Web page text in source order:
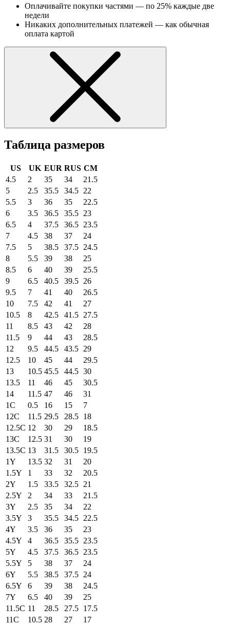
Оплачивайте покупки частями — по 25% каждые две
недели
Никаких дополнительных платежей — как обычная
оплата картой
Таблица размеров
US UK EUR RUS CM
4.5
2 35 34
21.5
5
2.5 35.5 34.5 22
5.5
3 36 35
22.5
6
3.5 36.5 35.5 23
6.5
4 37.5 36.5 23.5
7
4.5 38 37
24
7.5
5 38.5 37.5 24.5
8
5.5 39 38
25
8.5
6 40 39
25.5
9
6.5 40.5 39.5 26
9.5
7 41 40
26.5
10
7.5 42 41
27
10.5
8 42.5 41.5 27.5
11
8.5 43 42
28
11.5
9 44 43
28.5
12
9.5 44.5 43.5 29
12.5
10 45 44
29.5
13
10.5 45.5 44.5 30
13.5
11 46 45
30.5
14
11.5 47 46
31
1C
0.5 16 15
7
12C
11.5 29.5 28.5 18
12.5C 12 30 29
18.5
13C
12.5 31 30
19
13.5C 13 31.5 30.5 19.5
1Y
13.5 32 31
20
1.5Y
1 33 32
20.5
2Y
1.5 33.5 32.5 21
2.5Y
2 34 33
21.5
3Y
2.5 35 34
22
3.5Y
3 35.5 34.5 22.5
4Y
3.5 36 35
23
4.5Y
4 36.5 35.5 23.5
5Y
4.5 37.5 36.5 23.5
5.5Y
5 38 37
24
6Y
5.5 38.5 37.5 24
6.5Y
6 39 38
24.5
7Y
6.5 40 39
25
11.5C 11 28.5 27.5 17.5
11C
10.5 28 27
17